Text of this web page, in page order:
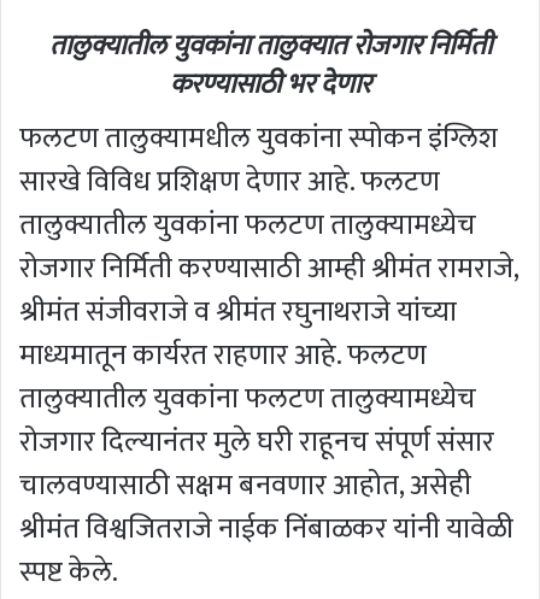
तालुक्यातील युवकांना तालुक्यात रोजगार निर्मिती
करण्यासाठी भर देणार
फलटण तालुक्यामधील युवकांना स्पोकन इंग्लिश
सारखे विविध प्रशिक्षण देणार आहे. फलटण
तालुक्यातील युवकांना फलटण तालुक्यामध्येच
रोजगार निर्मिती करण्यासाठी आम्ही श्रीमंत रामराजे,
श्रीमंत संजीवराजे व श्रीमंत रघुनाथराजे यांच्या
माध्यमातून कार्यरत राहणार आहे. फलटण
तालुक्यातील युवकांना फलटण तालुक्यामध्येच
रोजगार दिल्यानंतर मुले घरी राहूनच संपूर्ण संसार
चालवण्यासाठी सक्षम बनवणार आहोत, असेही
श्रीमंत विश्वजितराजे नाईक निंबाळकर यांनी यावेळी
स्पष्ट केले.